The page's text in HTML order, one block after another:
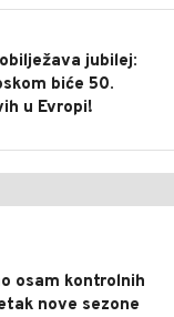
jubilej:
biće 50.
u Evropi!
osam kontrolnih
nove sezone